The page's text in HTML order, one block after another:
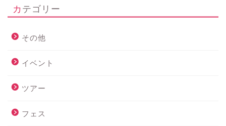
カテゴリー
その他
イベント
ツアー
フェス